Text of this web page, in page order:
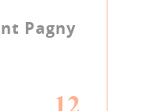
Pagny